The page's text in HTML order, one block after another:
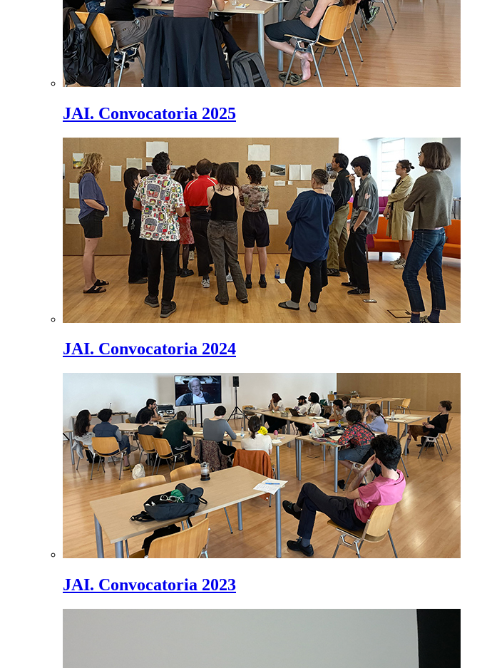
JAI. Convocatoria 2025
JAI. Convocatoria 2024
JAI. Convocatoria 2023